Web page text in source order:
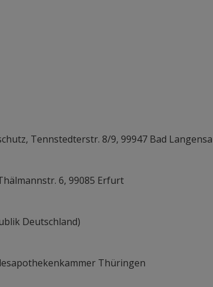
Tennstedterstr. 8/9, 99947 Bad
6, 99085 Erfurt
Deutschland)
Thüringen